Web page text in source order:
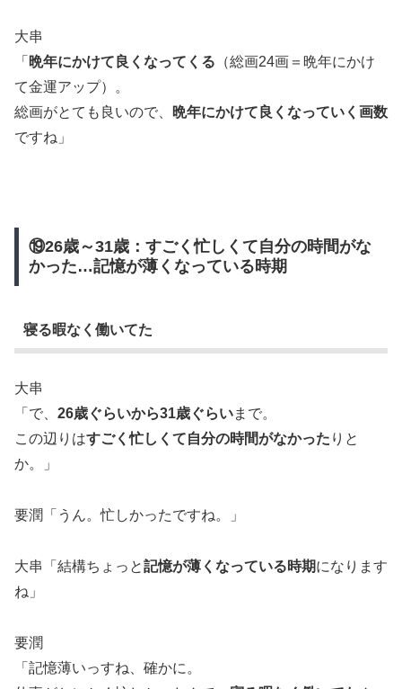
大串
「 晩年にかけて良くなってくる （総画24画＝晩年にかけ
て金運アップ）。
総画がとても良いので、
晩年にかけて良くなっていく画数
ですね」
⑲26歳～31歳：すごく忙しくて自分の時間がな
かった…記憶が薄くなっている時期
寝る暇なく働いてた
大串
「で、 26歳ぐらいから31歳ぐらいまで。
この辺りはすごく忙しくて自分の時間がなかった りと
か。」
要潤「うん。忙しかったですね。」
大串「結構ちょっと記憶が薄くなっている時期になります
ね」
要潤
「記憶薄いっすね、確かに。